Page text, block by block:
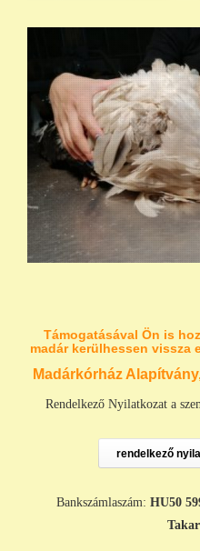
Támogatásával Ön is
madár kerülhessen vissza
Madárkórház
Rendelkező Nyilatkozat a
rendelkező
Bankszámlaszám: HU50